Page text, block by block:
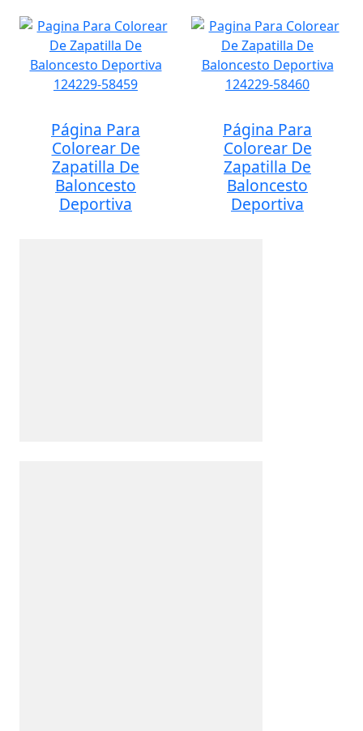
Página Para
Colorear De
Zapatilla De
Baloncesto
Deportiva
Página Para
Colorear De
Zapatilla De
Baloncesto
Deportiva